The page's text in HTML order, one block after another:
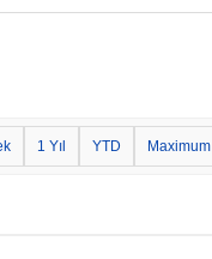
1 Yıl YTD Maximum